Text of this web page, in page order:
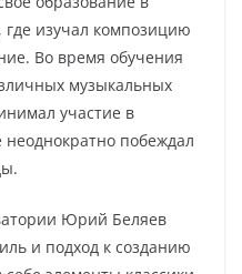
где изучал композицию
Во время обучения
музыкальных
участие в
неоднократно побеждал
Юрий Беляев
и подход к созданию